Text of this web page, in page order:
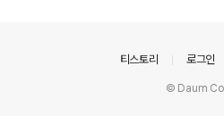
티스토리 로그인
© Daum